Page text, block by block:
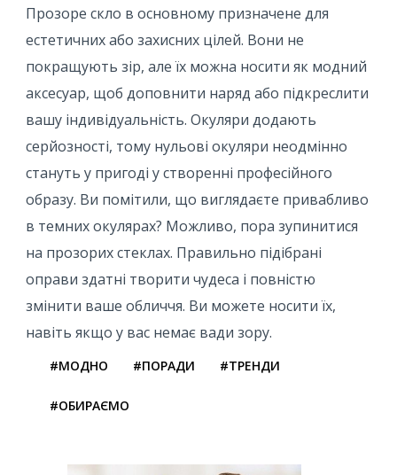
Прозоре скло в основному призначене для
естетичних або захисних цілей. Вони не
покращують зір, але їх можна носити як модний
аксесуар, щоб доповнити наряд або підкреслити
вашу індивідуальність. Окуляри додають
серйозності, тому нульові окуляри неодмінно
стануть у пригоді у створенні професійного
образу. Ви помітили, що виглядаєте привабливо
в темних окулярах? Можливо, пора зупинитися
на прозорих стеклах. Правильно підібрані
оправи здатні творити чудеса і повністю
змінити ваше обличчя. Ви можете носити їх,
навіть якщо у вас немає вади зору.
#МОДНО #ПОРАДИ #ТРЕНДИ
#ОБИРАЄМО